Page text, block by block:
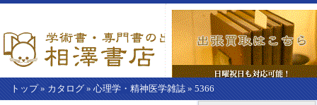
トップ» カタログ » 心理学・精神医学雑誌 » 5366